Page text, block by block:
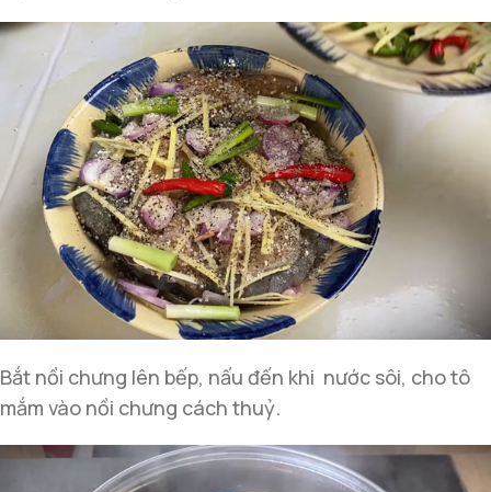
Bắt nồi chưng lên bếp, nấu đến khi nước sôi, cho tô
mắm vào nồi chưng cách thuỷ.